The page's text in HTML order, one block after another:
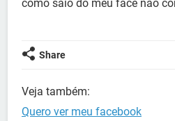
como saio do meu face não
Share
Veja também:
Quero ver meu facebook